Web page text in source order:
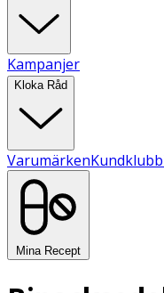
Kampanjer
Kloka Råd
VarumärkenKundklubb
Mina Recept